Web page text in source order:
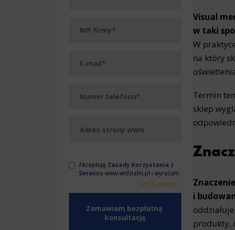
Akceptuję Zasady Korzystania z
Serwisu www.widzialni.pl i wyrażam
zgodę na przetwarzanie przez
WeNet Group S.A., WeNet sp. z o.o.,
przeze mnie danych osobowych na
warunkach opisanych w Zasadach.
Oświadczam, że są mi znane cele
czytaj więcej >
< zwiń
Visual
w taki
W
na który
Termin
sklep
i
produkty,